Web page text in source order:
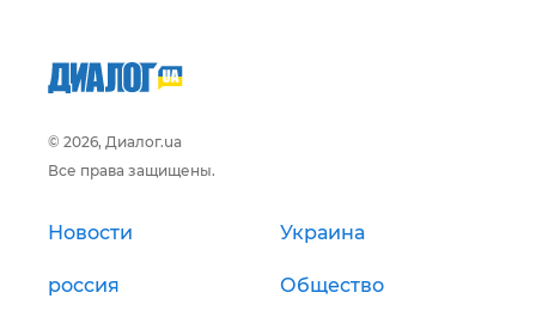
© 2026, Диалог.ua
Все права защищены.
Новости Украина
россия Общество